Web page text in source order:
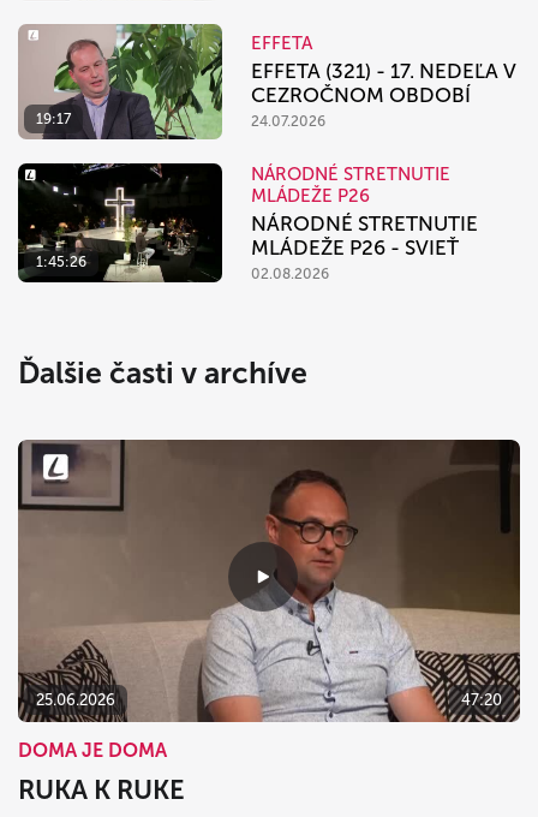
19:17
EFFETA
EFFETA (321) - 17. NEDEĽA V
CEZROČNOM OBDOBÍ
24.07.2026
1:45:26
NÁRODNÉ STRETNUTIE
MLÁDEŽE P26
NÁRODNÉ STRETNUTIE
MLÁDEŽE P26 - SVIEŤ
02.08.2026
Ďalšie časti v archíve
25.06.2026 47:20
DOMA JE DOMA
RUKA K RUKE